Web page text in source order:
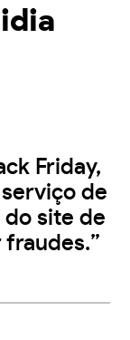
Friday,
de
site de